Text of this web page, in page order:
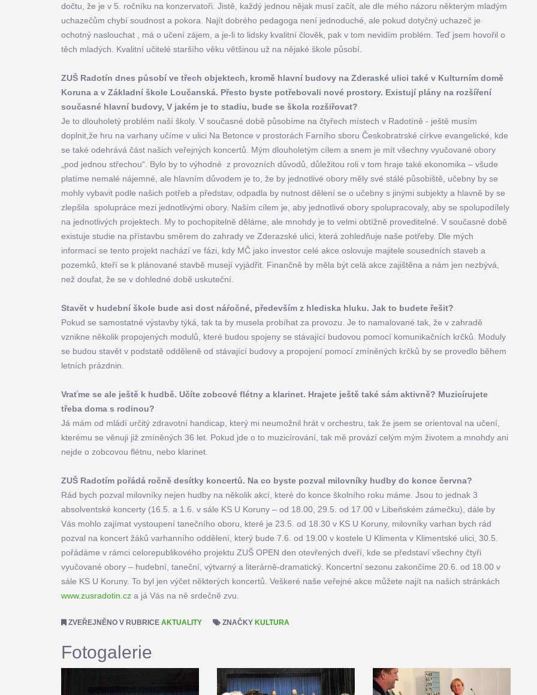
dočtu, že je v 5. ročníku na konzervatoři. Jistě, každý jednou nějak musí začít, ale dle mého názoru některým mladým
uchazečům chybí soudnost a pokora. Najít dobrého pedagoga není jednoduché, ale pokud dotyčný uchazeč je
ochotný naslouchat , má o učení zájem, a je-li to lidsky kvalitní člověk, pak v tom nevidím problém. Teď jsem hovořil o
těch mladých. Kvalitní učitelé staršího věku většinou už na nějaké škole působí.
ZUŠ Radotín dnes působí ve třech objektech, kromě hlavní budovy na Zderaské ulici také v Kulturním domě
Koruna a v Základní škole Loučanská. Přesto byste potřebovali nové prostory. Existují plány na rozšíření
současné hlavní budovy, V jakém je to stadiu, bude se škola rozšiřovat?
Je to dlouholetý problém naší školy. V současné době působíme na čtyřech místech v Radotíně - ještě musím
doplnit,že hru na varhany učíme v ulici Na Betonce v prostorách Farního sboru Českobratrské církve evangelické, kde
se také odehrává část našich veřejných koncertů. Mým dlouholetým cílem a snem je mít všechny vyučované obory
„pod jednou střechou“. Bylo by to výhodné z provozních důvodů, důležitou roli v tom hraje také ekonomika – všude
platíme nemalé nájemné, ale hlavním důvodem je to, že by jednotlivé obory měly své stálé působiště, učebny by se
mohly vybavit podle našich potřeb a představ, odpadla by nutnost dělení se o učebny s jinými subjekty a hlavně by se
zlepšila spolupráce mezi jednotlivými obory. Naším cílem je, aby jednotlivé obory spolupracovaly, aby se spolupodílely
na jednotlivých projektech. My to pochopitelně děláme, ale mnohdy je to velmi obtížně proveditelné. V současné době
existuje studie na přístavbu směrem do zahrady ve Zderazské ulici, která zohledňuje naše potřeby. Dle mých
informací se tento projekt nachází ve fázi, kdy MČ jako investor celé akce oslovuje majitele sousedních staveb a
pozemků, kteří se k plánované stavbě musejí vyjádřit. Finančně by měla být celá akce zajištěna a nám jen nezbývá,
než doufat, že se v dohledné době uskuteční.
Stavět v hudební škole bude asi dost náŕočné, především z hlediska hluku. Jak to budete řešit?
Pokud se samostatné výstavby týká, tak ta by musela probíhat za provozu. Je to namalované tak, že v zahradě
vznikne několik propojených modulů, které budou spojeny se stávající budovou pomocí komunikačních krčků. Moduly
se budou stavět v podstatě odděleně od stávající budovy a propojení pomocí zmíněných krčků by se provedlo během
letních prázdnin.
Vraťme se ale ještě k hudbě. Učíte zobcové flétny a klarinet. Hrajete ještě také sám aktivně? Muzicírujete
třeba doma s rodinou?
Já mám od mládí určitý zdravotní handicap, který mi neumožnil hrát v orchestru, tak že jsem se orientoval na učení,
kterému se věnuji již zmíněných 36 let. Pokud jde o to muzicírování, tak mě provází celým mým životem a mnohdy ani
nejde o zobcovou flétnu, nebo klarinet.
ZUŠ Radotím pořádá ročně desítky koncertů. Na co byste pozval milovníky hudby do konce června?
Rád bych pozval milovníky nejen hudby na několik akcí, které do konce školního roku máme. Jsou to jednak 3
absolventské koncerty (16.5. a 1.6. v sále KS U Koruny – od 18.00, 29.5. od 17.00 v Libeňském zámečku), dále by
Vás mohlo zajímat vystoupení tanečního oboru, které je 23.5. od 18.30 v KS U Koruny, milovníky varhan bych rád
pozval na koncert žáků varhanního oddělení, který bude 7.6. od 19.00 v kostele U Klimenta v Klimentské ulici, 30.5.
pořádáme v rámci celorepublikového projektu ZUŠ OPEN den otevřených dveří, kde se představí všechny čtyři
vyučované obory – hudební, taneční, výtvarný a literárně-dramatický. Koncertní sezonu zakončíme 20.6. od 18.00 v
sále KS U Koruny. To byl jen výčet některých koncertů. Veškeré naše veřejné akce můžete najít na našich stránkách
www.zusradotin.cz a já Vás na ně srdečně zvu.
ZVEŘEJNĚNO V RUBRICE AKTUALITY ZNAČKY KULTURA
Fotogalerie